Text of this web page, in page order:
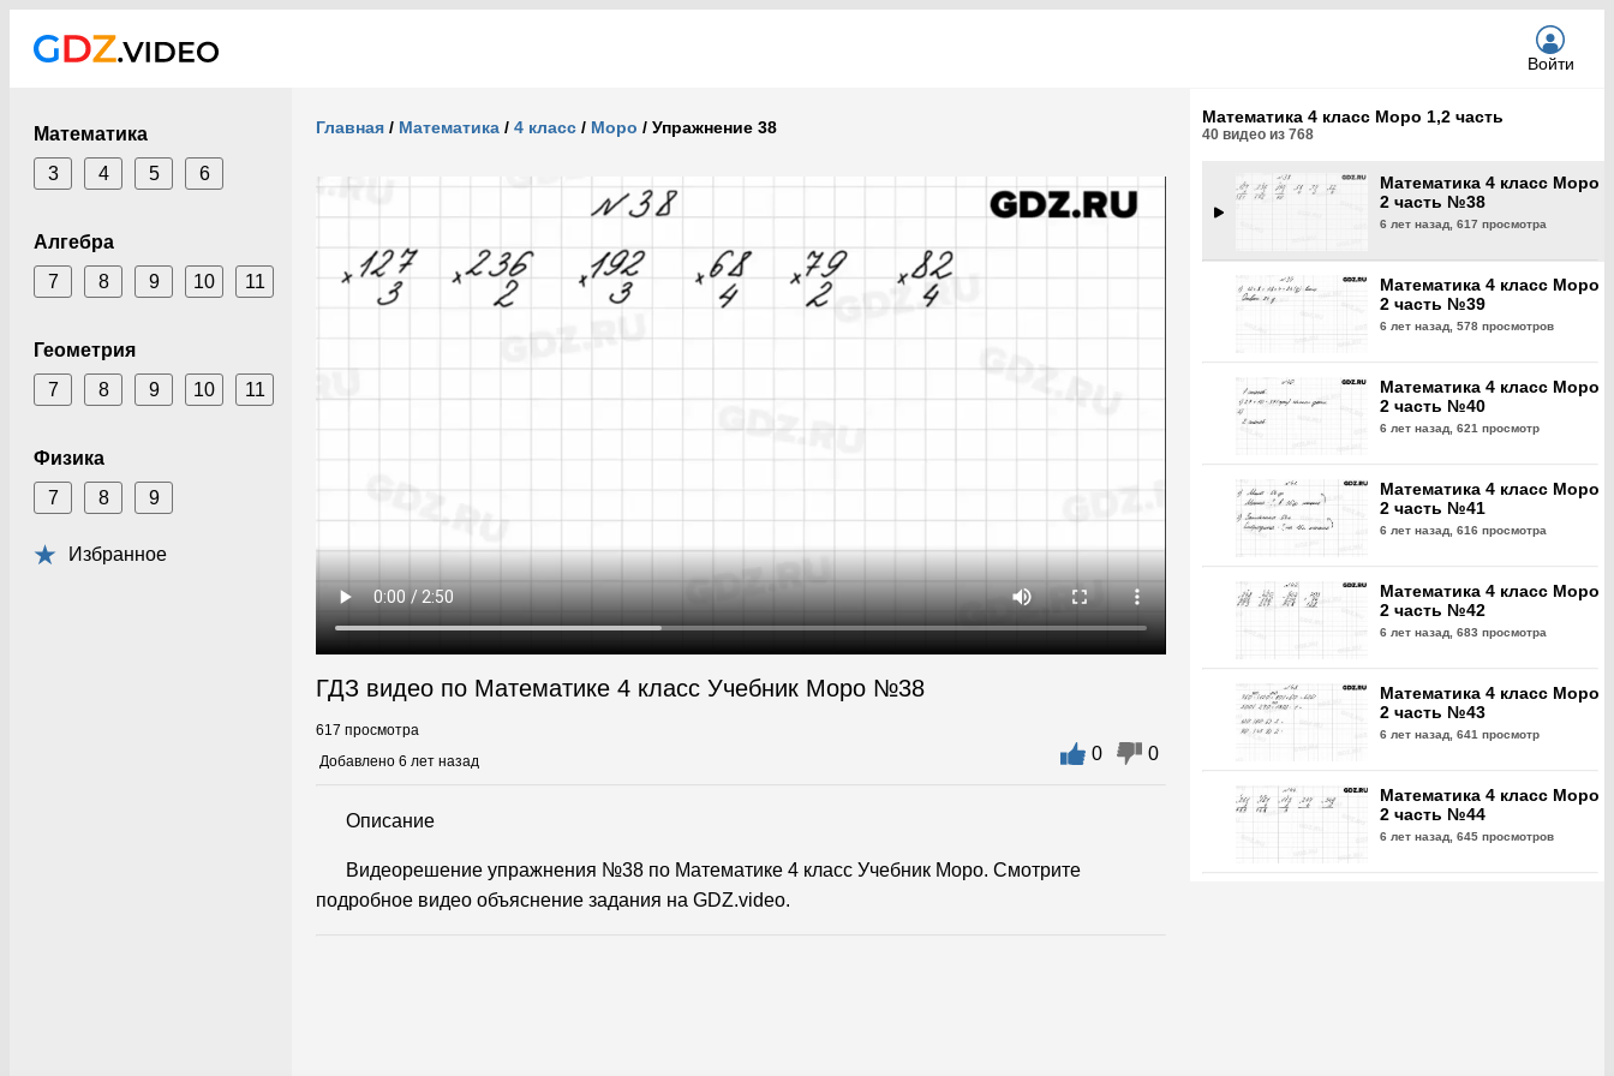
Войти
Математика
3
4 5 6
Алгебра
7
8 9 10 11
Геометрия
7
8 9 10 11
Физика
7
8 9
Избранное
Главная / Математика / 4 класс / Моро / Упражнение 38
ГДЗ видео по Математике 4 класс Учебник Моро №38
617 просмотра
Добавлено 6 лет назад
0 0
Описание
Видеорешение упражнения №38 по Математике 4 класс Учебник Моро. Смотрите
подробное видео объяснение задания на GDZ.video.
Математика 4 класс Моро 1,2 часть
40 видео из 768
6 лет назад,619 просмотра
Математика 4 класс Моро
2 часть №38
6 лет назад, 617 просмотра
Математика 4 класс Моро
2 часть №39
6 лет назад, 578 просмотров
Математика 4 класс Моро
2 часть №40
6 лет назад, 621 просмотр
Математика 4 класс Моро
2 часть №41
6 лет назад, 616 просмотра
Математика 4 класс Моро
2 часть №42
6 лет назад, 683 просмотра
Математика 4 класс Моро
2 часть №43
6 лет назад, 641 просмотр
Математика 4 класс Моро
2 часть №44
6 лет назад, 645 просмотров